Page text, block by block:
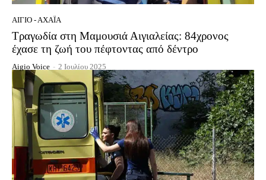
ΑΊΓΙΟ - ΑΧΑΪ́Α
Τραγωδία στη Μαμουσιά Αιγιαλείας: 84χρονος
έχασε τη ζωή του πέφτοντας από δέντρο
Aigio Voice - 2 Ιουλίου 2025